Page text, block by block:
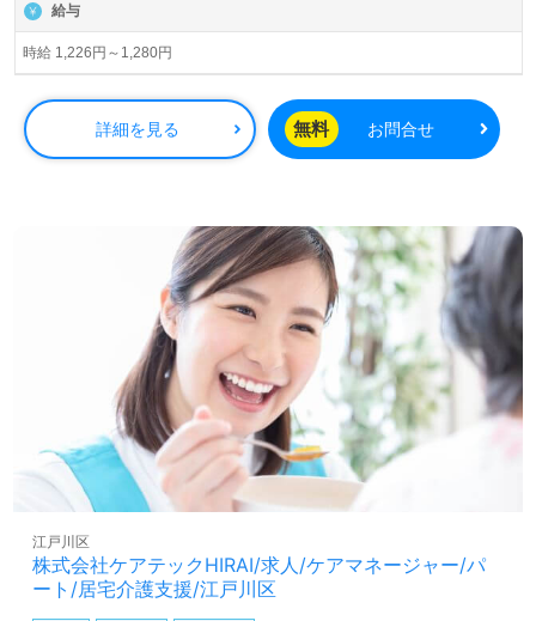
給与
時給 1,226円～1,280円
詳細を見る 無料 お問合せ
株式会社ケアテックHIRAI/求人/ケアマネージャー/パ
ート/居宅介護支援/江戸川区
江戸川区